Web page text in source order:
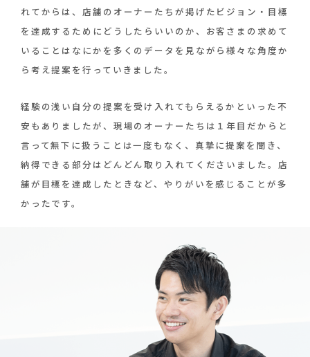
れてからは、店舗のオーナーたちが掲げたビジョン・目標
を達成するためにどうしたらいいのか、お客さまの求めて
いることはなにかを多くのデータを見ながら様々な角度か
ら考え提案を行っていきました。
経験の浅い自分の提案を受け入れてもらえるかといった不
安もありましたが、現場のオーナーたちは１年目だからと
言って無下に扱うことは一度もなく、真摯に提案を聞き、
納得できる部分はどんどん取り入れてくださいました。店
舗が目標を達成したときなど、やりがいを感じることが多
かったです。